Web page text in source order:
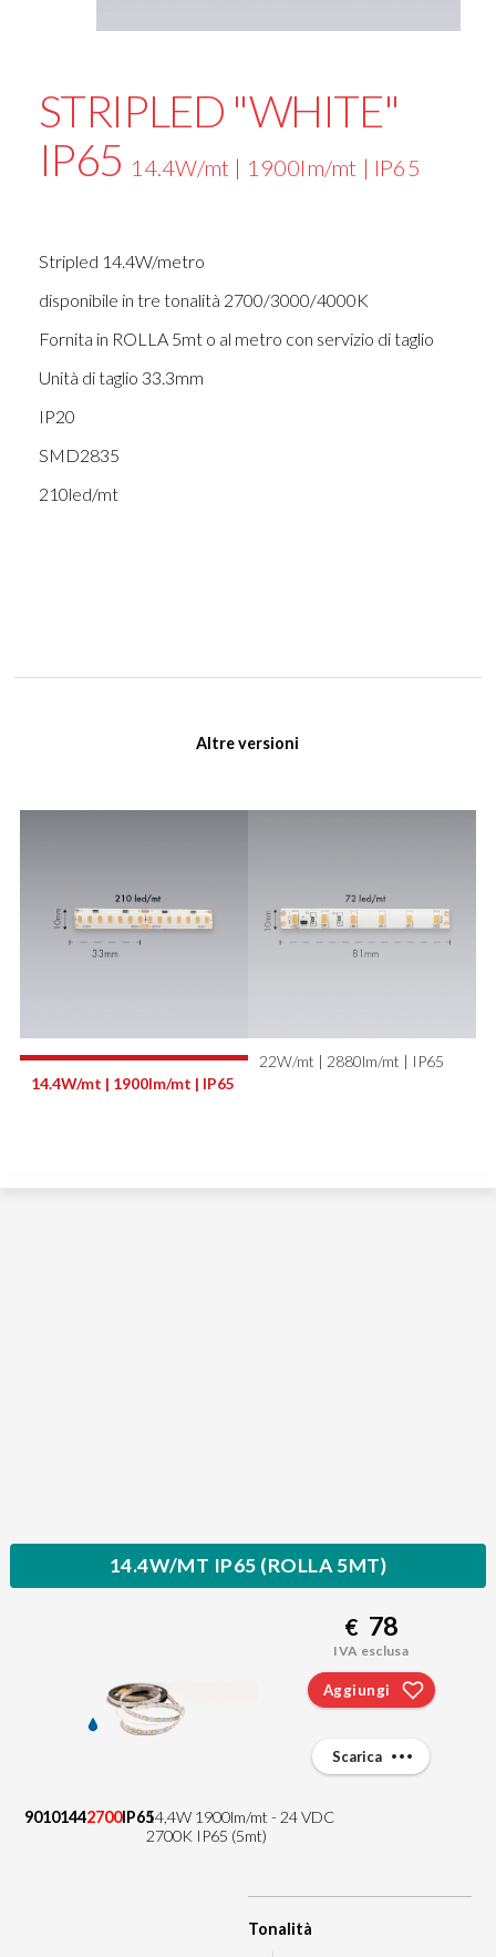
STRIPLED "WHITE"
IP65 14.4W/mt | 1900lm/mt | IP65
Stripled 14.4W/metro
disponibile in tre tonalità 2700/3000/4000K
Fornita in ROLLA 5mt o al metro con servizio di taglio
Unità di taglio 33.3mm
IP20
SMD2835
210led/mt
14.4W/MT IP65 (ROLLA 5MT)
90101442700IP6514,4W 1900lm/mt - 24 VDC
2700K IP65 (5mt)
Tonalità
€ 78
IVA esclusa
Aggiungi
Scarica